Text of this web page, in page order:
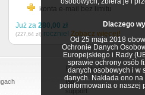
Dlaczego
Od 25 maja 2018
Ochronie Danych
Europejskiego i Rady
sprawie ochrony osób
danych osobowych i w
danych. Nakłada ono
poinformowania o naszej
konta e-mail bez limitu
Już za 280,00 zł
(227,64 zł) rocznie! Zobacz więcej!
Pozostałe
faq
support